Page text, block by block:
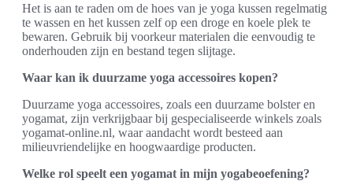
Het is aan te raden om de hoes van je yoga kussen regelmatig
te wassen en het kussen zelf op een droge en koele plek te
bewaren. Gebruik bij voorkeur materialen die eenvoudig te
onderhouden zijn en bestand tegen slijtage.
Waar kan ik duurzame yoga accessoires kopen?
Duurzame yoga accessoires, zoals een duurzame bolster en
yogamat, zijn verkrijgbaar bij gespecialiseerde winkels zoals
yogamat-online.nl, waar aandacht wordt besteed aan
milieuvriendelijke en hoogwaardige producten.
Welke rol speelt een yogamat in mijn yogabeoefening?